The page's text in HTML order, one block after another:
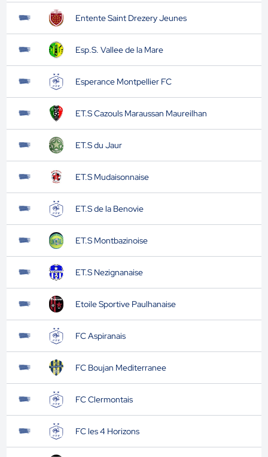
Entente Saint Drezery Jeunes
Esp.S. Vallee de la Mare
Esperance Montpellier FC
ET.S Cazouls Maraussan Maureilhan
ET.S du Jaur
ET.S Mudaisonnaise
ET.S de la Benovie
ET.S Montbazinoise
ET.S Nezignanaise
Etoile Sportive Paulhanaise
FC Aspiranais
FC Boujan Mediterranee
FC Clermontais
FC les 4 Horizons